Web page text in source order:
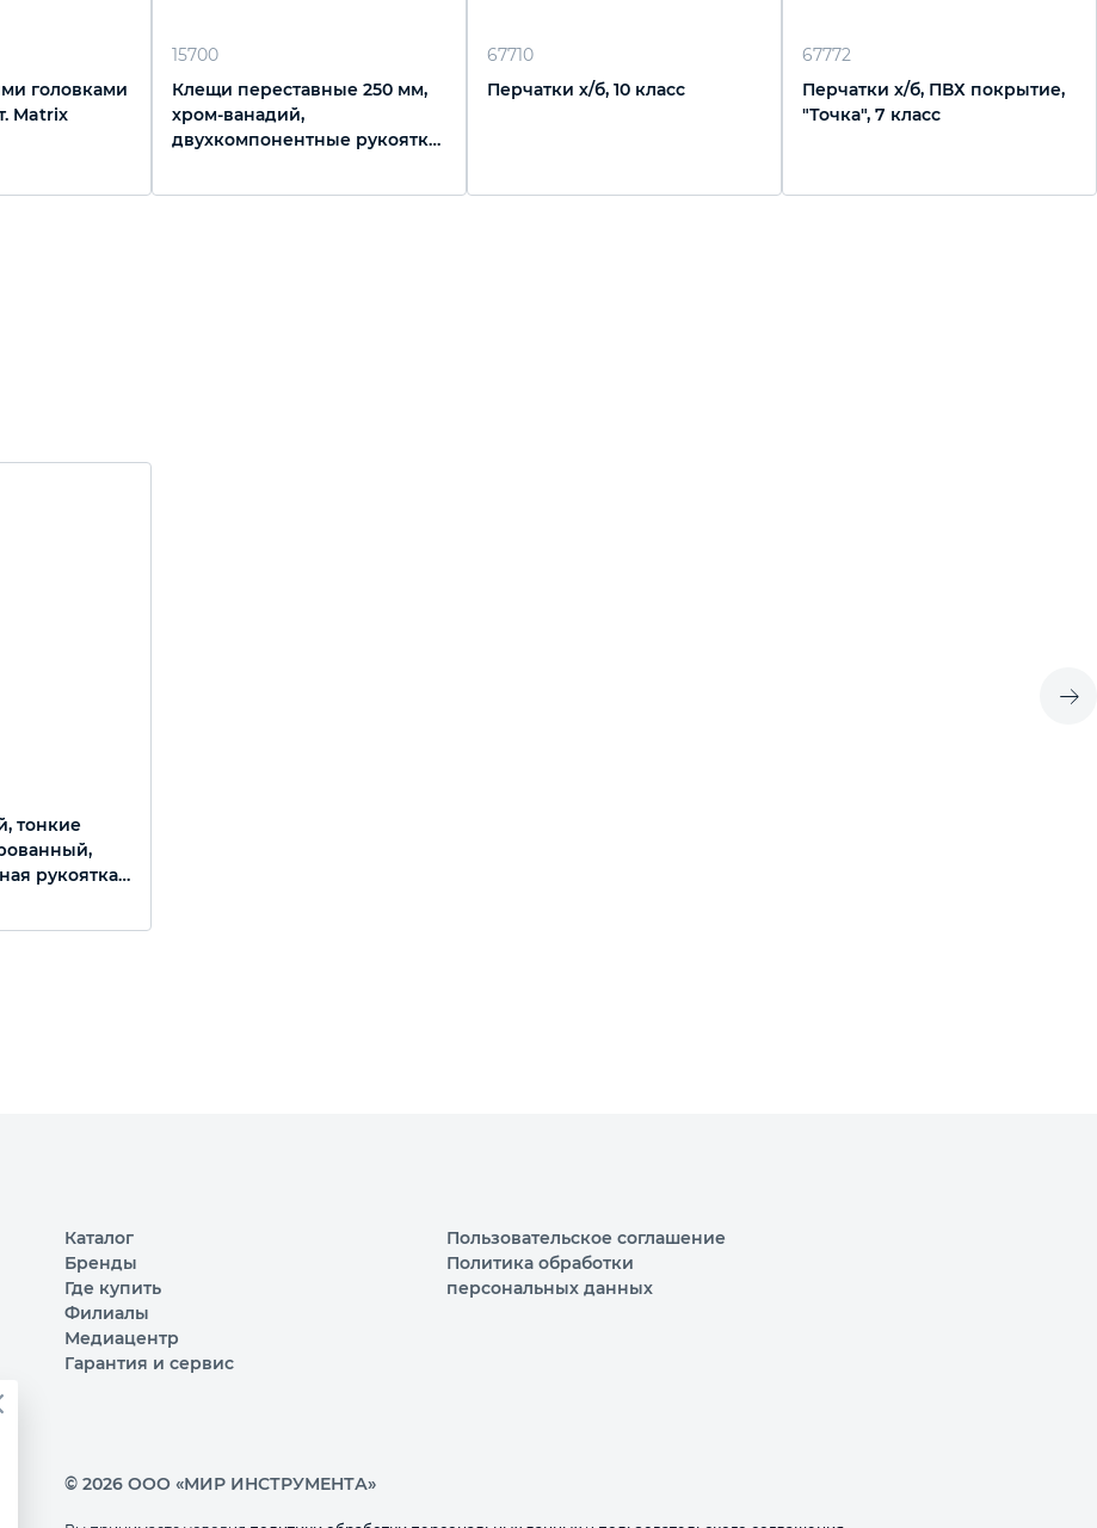
головками
Matrix
15700
Клещи переставные 250 мм,
хром-ванадий,
двухкомпонентные рукоятки
67710
Перчатки х/б, 10 класс
67772
Перчатки х/б, ПВХ покрытие,
"Точка", 7 класс
тонкие
рукоятка,
Каталог
Бренды
Где купить
Филиалы
Медиацентр
Гарантия и сервис
Пользовательское соглашение
Политика обработки
персональных данных
© 2026 ООО «МИР ИНСТРУМЕНТА»